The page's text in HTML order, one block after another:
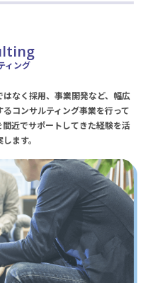
ィング
なく採用、事業開発など、幅広
コンサルティング事業を行って
近でサポートしてきた経験を活
ます。